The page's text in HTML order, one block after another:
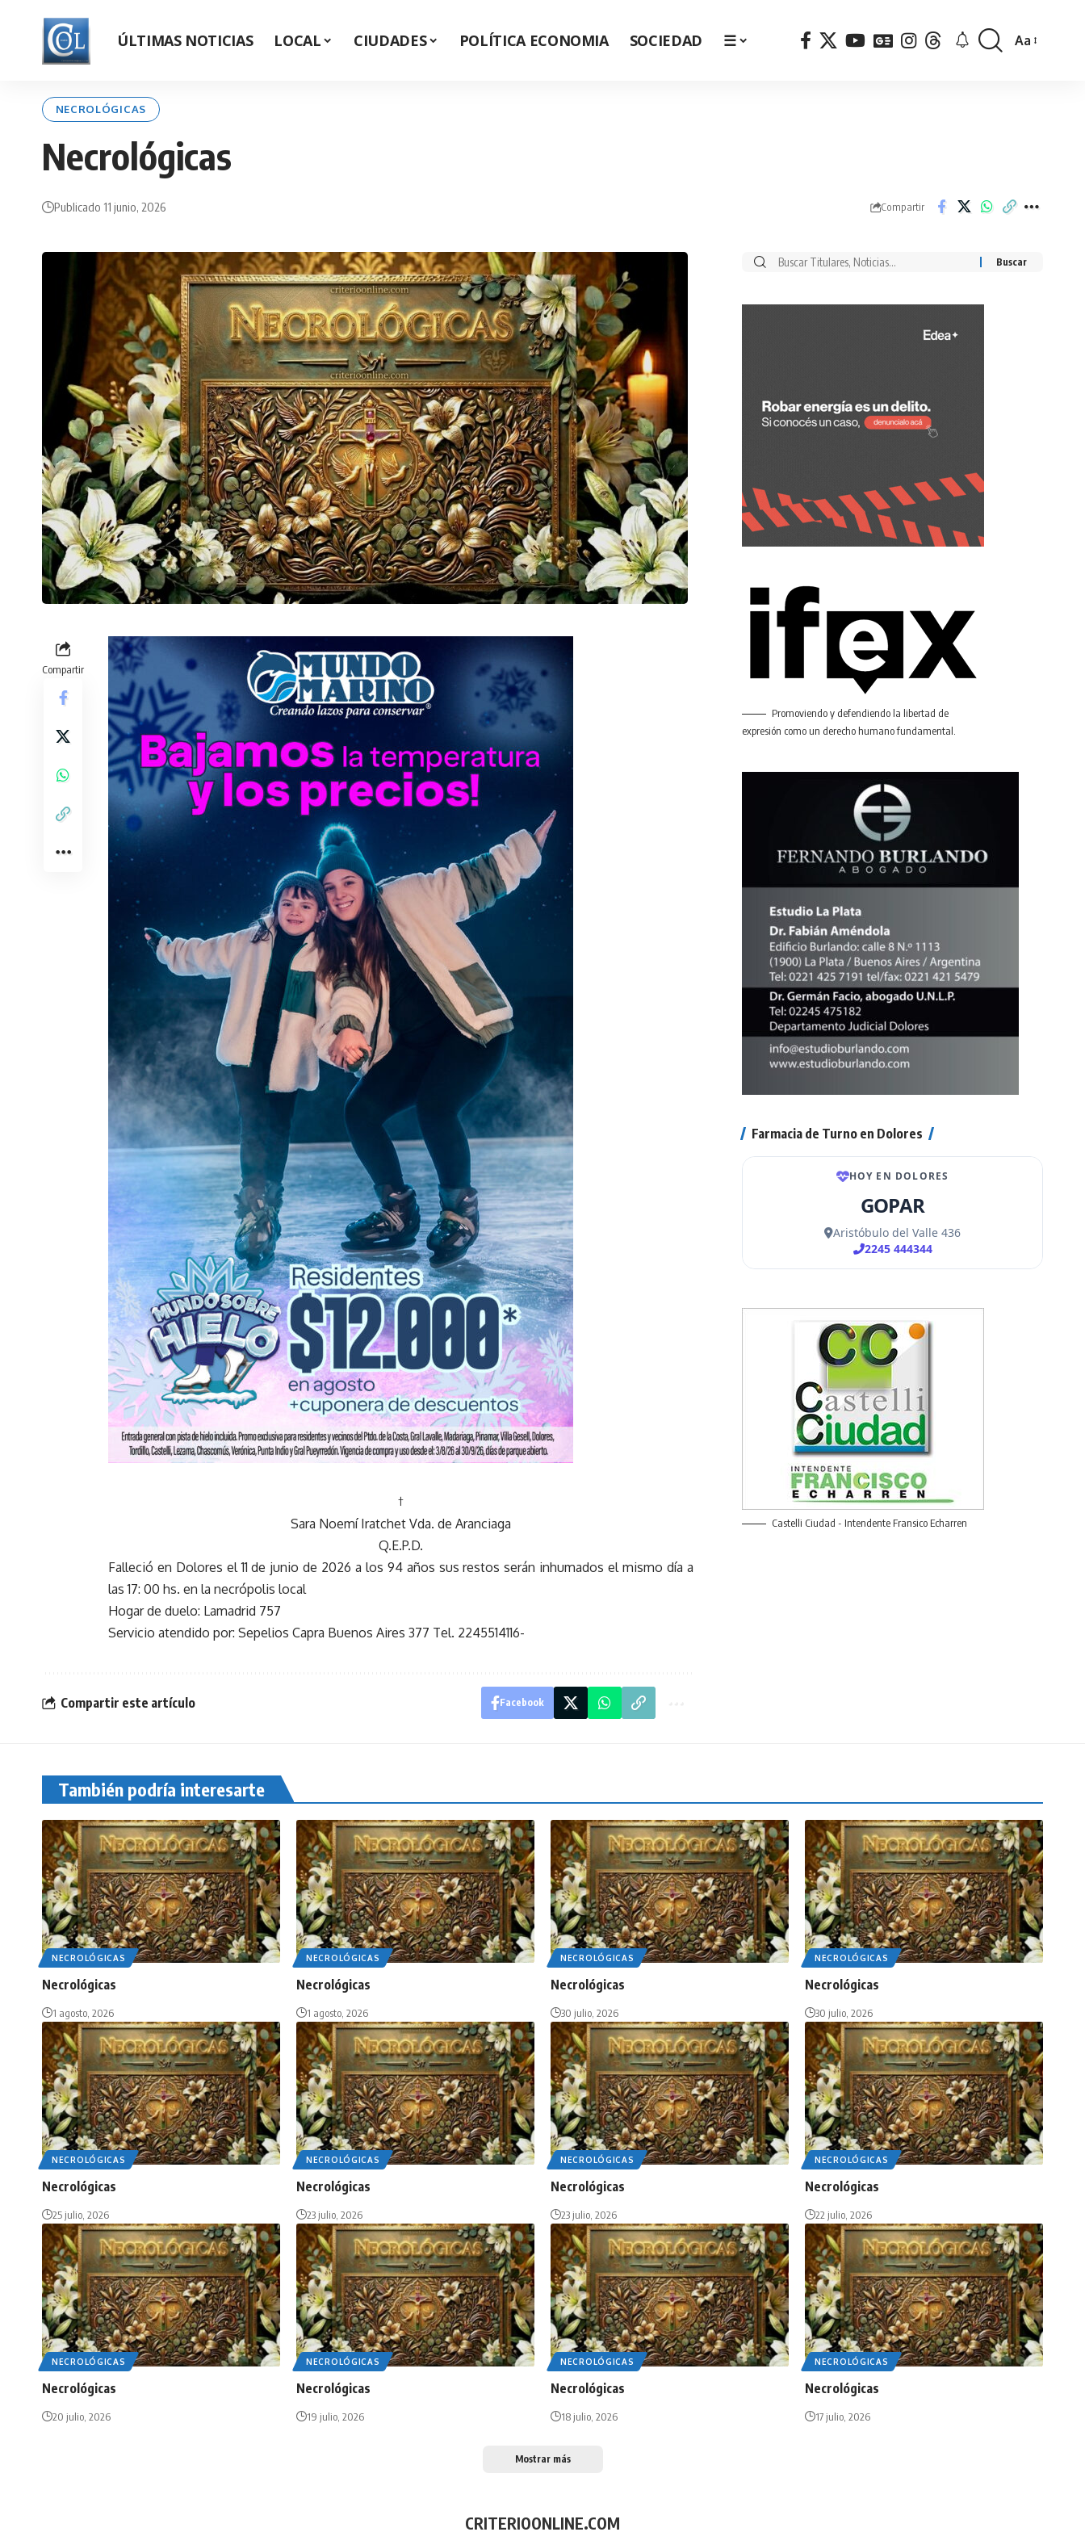
ÚLTIMAS NOTICIAS LOCAL CIUDADES POLÍTICA ECONOMIA SOCIEDAD ☰
Font
Aa
NECROLÓGICAS
Necrológicas
Publicado 11 junio, 2026 Compartir
Compartir
†
Sara Noemí Iratchet Vda. de Aranciaga
Q.E.P.D.
Falleció en Dolores el 11 de junio de 2026 a los 94 años sus restos serán inhumados el mismo día a
las 17: 00 hs. en la necrópolis local
Hogar de duelo: Lamadrid 757
Servicio atendido por: Sepelios Capra Buenos Aires 377 Tel. 2245514116-
Compartir este artículo Facebook
Buscar
Promoviendo y defendiendo la libertad de
expresión como un derecho humano fundamental.
Farmacia de Turno en Dolores
Castelli Ciudad - Intendente Fransico Echarren
También podría interesarte
NECROLÓGICAS
Necrológicas
1 agosto, 2026
NECROLÓGICAS
Necrológicas
1 agosto, 2026
NECROLÓGICAS
Necrológicas
30 julio, 2026
NECROLÓGICAS
Necrológicas
30 julio, 2026
NECROLÓGICAS
Necrológicas
25 julio, 2026
NECROLÓGICAS
Necrológicas
23 julio, 2026
NECROLÓGICAS
Necrológicas
23 julio, 2026
NECROLÓGICAS
Necrológicas
22 julio, 2026
NECROLÓGICAS
Necrológicas
20 julio, 2026
NECROLÓGICAS
Necrológicas
19 julio, 2026
NECROLÓGICAS
Necrológicas
18 julio, 2026
NECROLÓGICAS
Necrológicas
17 julio, 2026
Mostrar más
CRITERIOONLINE.COM